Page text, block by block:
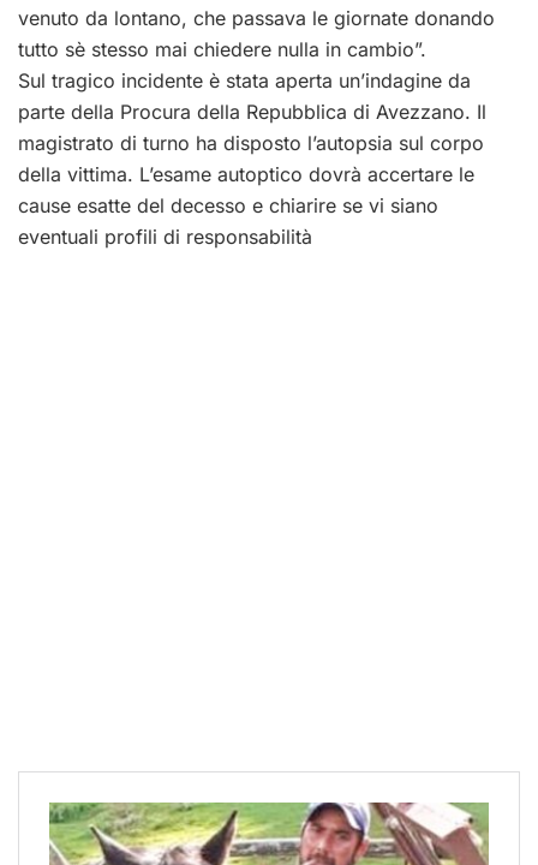
venuto da lontano, che passava le giornate donando
tutto sè stesso mai chiedere nulla in cambio”.
Sul tragico incidente è stata aperta un’indagine da
parte della Procura della Repubblica di Avezzano. Il
magistrato di turno ha disposto l’autopsia sul corpo
della vittima. L’esame autoptico dovrà accertare le
cause esatte del decesso e chiarire se vi siano
eventuali profili di responsabilità